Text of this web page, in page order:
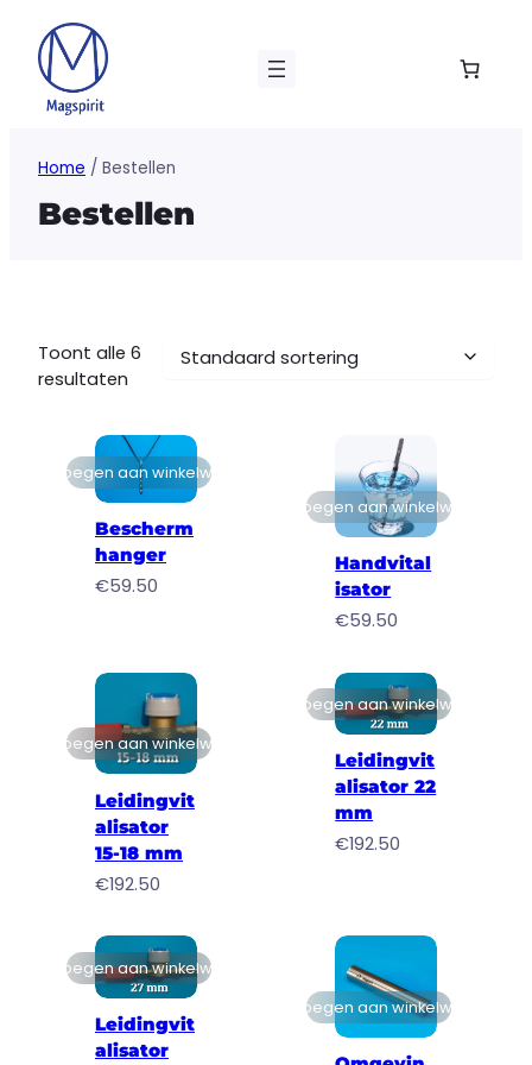
naar
inhoud
Home / Bestellen
Bestellen
Toont alle 6
resultaten
Toevoegen aan winkelwagen
Bescherm
hanger
€59.50
Toevoegen aan winkelwagen
Handvital
isator
€59.50
Toevoegen aan winkelwagen
Leidingvit
alisator
15-18 mm
€192.50
Toevoegen aan winkelwagen
Leidingvit
alisator 22
mm
€192.50
Toevoegen aan winkelwagen
Leidingvit
alisator
Toevoegen aan winkelwagen